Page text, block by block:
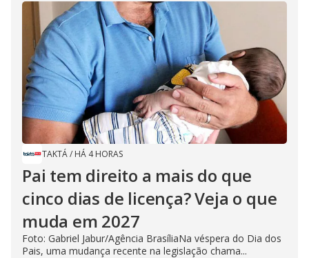
TAKTÁ/ HÁ 4 HORAS
Pai tem direito a mais do que
cinco dias de licença? Veja o que
muda em 2027
Foto: Gabriel Jabur/Agência BrasíliaNa véspera do Dia dos
Pais, uma mudança recente na legislação chama...